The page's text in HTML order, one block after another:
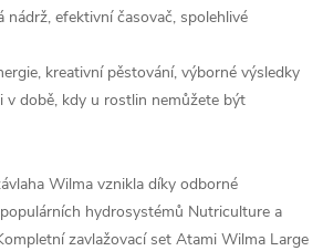
nádrž, efektivní časovač, spolehlivé
kreativní pěstování, výborné výsledky
v době, kdy u rostlin nemůžete být
Wilma vznikla díky odborné
hydrosystémů Nutriculture a
zavlažovací set Atami Wilma Large